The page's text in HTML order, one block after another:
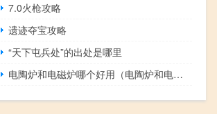
7.0火枪攻略
遗迹夺宝攻略
“天下屯兵处”的出处是哪里
电陶炉和电磁炉哪个好用（电陶炉和电磁炉哪个好）